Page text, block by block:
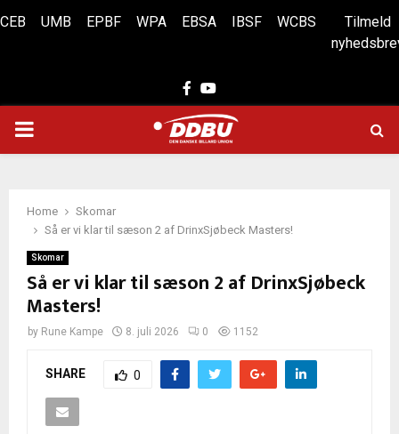
CEB UMB EPBF WPA EBSA IBSF WCBS
Tilmeld
Facebook
Youtube
PRIMARY
Home
Skomar
Så er vi klar til sæson 2 af DrinxSjøbeck Masters!
Skomar
Så er vi klar til sæson 2 af DrinxSjøbeck
Masters!
by Rune Kampe 8. juli 2026 0 1152
SHARE 0